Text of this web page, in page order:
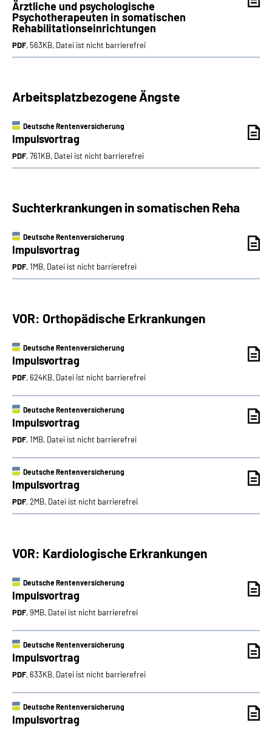
Ärztliche und psychologische
Psychotherapeuten in somatischen
Rehabilitationseinrichtungen
PDF, 563KB, Datei ist nicht barrierefrei
Arbeitsplatzbezogene Ängste
Deutsche Rentenversicherung
Impulsvortrag
PDF, 761KB, Datei ist nicht barrierefrei
Suchterkrankungen in somatischen Reha
Deutsche Rentenversicherung
Impulsvortrag
PDF, 1MB, Datei ist nicht barrierefrei
VOR: Orthopädische Erkrankungen
Deutsche Rentenversicherung
Impulsvortrag
PDF, 624KB, Datei ist nicht barrierefrei
Deutsche Rentenversicherung
Impulsvortrag
PDF, 1MB, Datei ist nicht barrierefrei
Deutsche Rentenversicherung
Impulsvortrag
PDF, 2MB, Datei ist nicht barrierefrei
VOR: Kardiologische Erkrankungen
Deutsche Rentenversicherung
Impulsvortrag
PDF, 9MB, Datei ist nicht barrierefrei
Deutsche Rentenversicherung
Impulsvortrag
PDF, 633KB, Datei ist nicht barrierefrei
Deutsche Rentenversicherung
Impulsvortrag